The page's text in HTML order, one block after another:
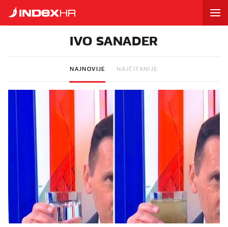
IVO SANADER
NAJNOVIJE NAJČITANIJE